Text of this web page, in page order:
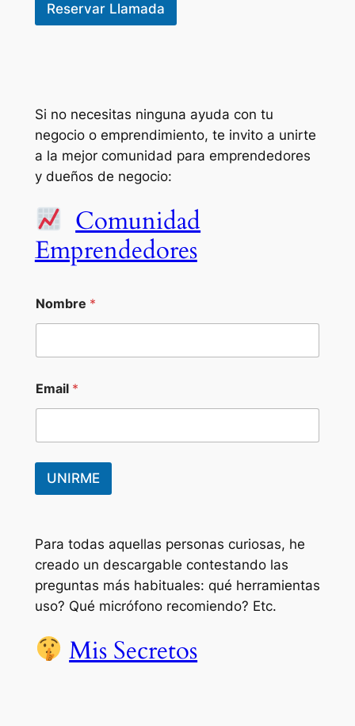
Reservar Llamada
Si no necesitas ninguna ayuda con tu
negocio o emprendimiento, te invito a unirte
a la mejor comunidad para emprendedores
y dueños de negocio:
Comunidad
Emprendedores
Nombre *
Email *
UNIRME
Para todas aquellas personas curiosas, he
creado un descargable contestando las
preguntas más habituales: qué herramientas
uso? Qué micrófono recomiendo? Etc.
Mis Secretos